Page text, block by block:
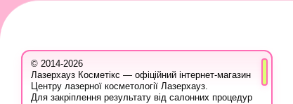
© 2014-2026
Лазерхауз Косметікс — офіційний інтернет-магазин
Центру лазерної косметології Лазерхауз.
Для закріплення результату від салонних процедур